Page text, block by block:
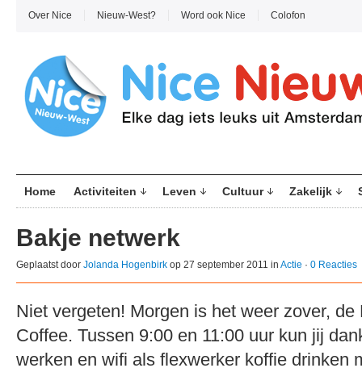
Over Nice Nieuw-West? Word ook Nice Colofon
Home Activiteiten Leven Cultuur Zakelijk
Bakje netwerk
Geplaatst door Jolanda Hogenbirk op 27 september 2011 in Actie · 0 Reacties
Niet vergeten! Morgen is het weer zover,
Coffee. Tussen 9:00 en 11:00 uur kun jij
werken en wifi als flexwerker koffie drinken